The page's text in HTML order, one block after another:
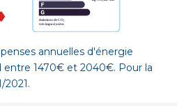
annuelles d'énergie
entre 1470€ et 2040€. Pour la
2021.